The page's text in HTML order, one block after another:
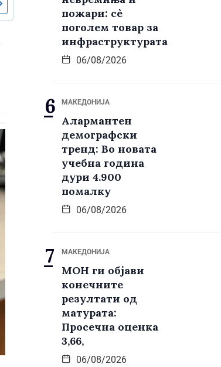
пожари: сè
поголем товар за
инфраструктурата
06/08/2026
МАКЕДОНИЈА
Алармантен
демографски
тренд: Во новата
учебна година
дури 4.900
помалку
06/08/2026
МАКЕДОНИЈА
МОН ги објави
конечните
резултати од
матурата:
Просечна оценка
3,66,
06/08/2026